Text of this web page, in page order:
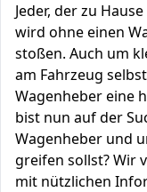
Jeder, der zu
wird ohne einen
stoßen. Auch um
am Fahrzeug
Wagenheber eine
bist nun auf der
Wagenheber und
greifen sollst? Wir
mit nützlichen